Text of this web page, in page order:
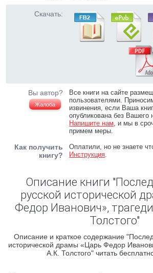
Скачать:
Вы автор?
Жалоба
Все книги на сайте
пользователями.
извинения, если Ваша
опубликована без Вашего
Напишите нам, и мы в
примем меры.
Как получить
книгу?
Оплатили, но не знаете
Инструкция.
Описание книги
русской исторической
Федор Иванович»,
Толстого"
Описание и краткое содержание
исторической драмы «Царь Федор
А.К. Толстого" читать